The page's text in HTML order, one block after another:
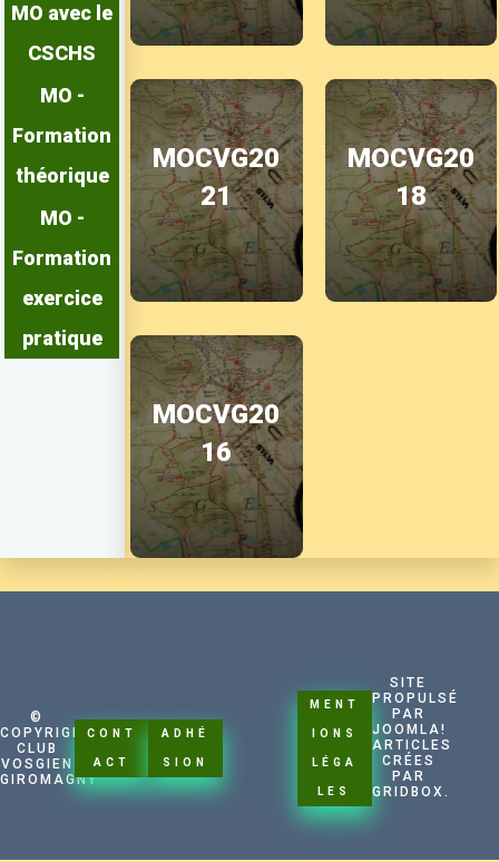
MO avec le
CSCHS
MO -
Formation
théorique
MO -
Formation
exercice
pratique
MOCVG20
21
MOCVG20
18
MOCVG20
16
©
COPYRIGHT
CLUB
VOSGIEN
GIROMAGNY
CONT
ACT
ADHÉ
SION
MENT
IONS
LÉGA
LES
SITE
PROPULSÉ
PAR
JOOMLA!
ARTICLES
CRÉES
PAR
GRIDBOX.